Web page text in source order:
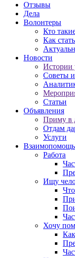
Отзывы
Дела
Волонтеры
Кто
Как
Новости
Истории
Советы
Статьи
Объявления
Приму в
Отдам
Услуги
Взаимопомощь
Работа
Ищу
Хочу